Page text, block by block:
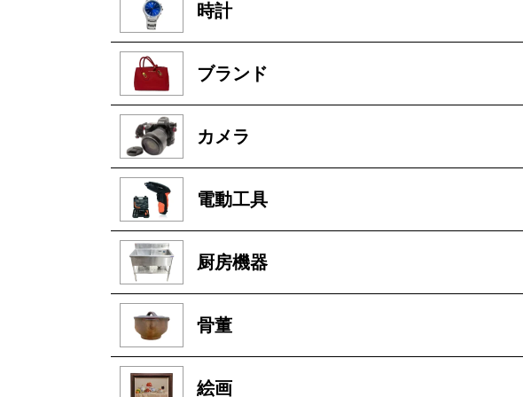
時計
ブランド
カメラ
電動工具
厨房機器
骨董
絵画